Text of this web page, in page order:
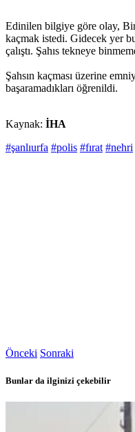
Edinilen bilgiye göre olay,
kaçmak istedi. Gidecek yer
çalıştı. Şahıs tekneye
Şahsın kaçması üzerine
başaramadıkları öğrenildi.
Kaynak: İHA
#şanlıurfa #polis #fırat #nehri
Önceki Sonraki
Bunlar da ilginizi çekebilir